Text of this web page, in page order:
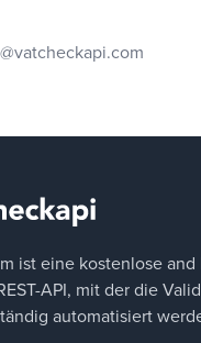
ist eine kostenlose
API, mit der die
automatisiert